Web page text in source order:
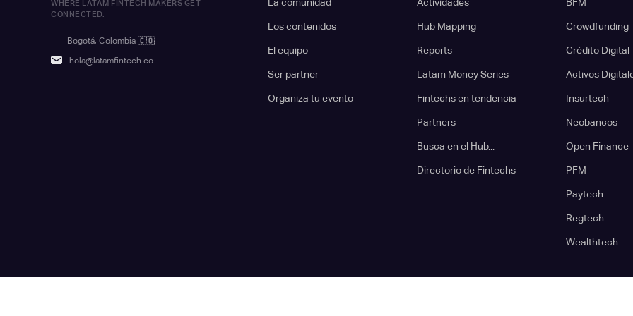
WHERE LATAM FINTECH MAKERS GET
CONNECTED.
Bogotá, Colombia 🇨🇴
hola@latamfintech.co
Los contenidos
El equipo
Ser partner
Organiza tu evento
Hub Mapping
Reports
Latam Money Series
Fintechs en tendencia
Partners
Busca en el Hub...
Directorio de Fintechs
Crowdfunding
Crédito Digital
Activos
Insurtech
Neobancos
Open Finance
PFM
Paytech
Regtech
Wealthtech